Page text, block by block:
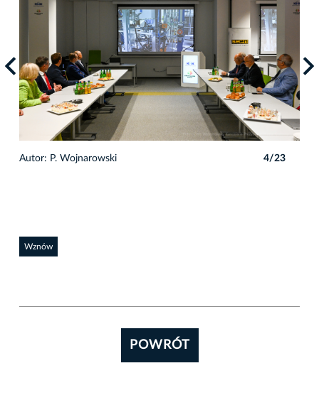
Autor: P. Wojnarowski 4/23
Wznów
POWRÓT